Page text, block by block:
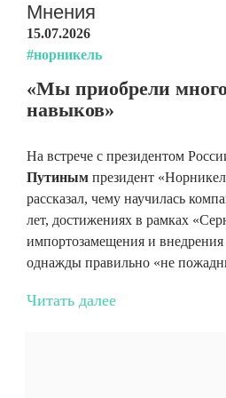
Мнения
15.07.2026
#норникель
«Мы приобрели
навыков»
На встрече с президентом
Путиным президент
рассказал, чему научилась
лет, достижениях в рамках
импортозамещения и
однажды правильно «не
Читать далее